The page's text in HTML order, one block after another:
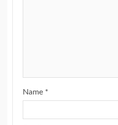
Name *